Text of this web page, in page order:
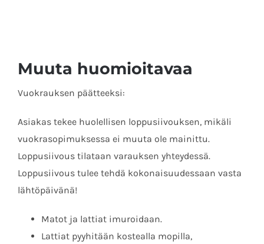
Muuta huomioitavaa
Vuokrauksen päätteeksi:
Asiakas tekee huolellisen loppusiivouksen, mikäli
vuokrasopimuksessa ei muuta ole mainittu.
Loppusiivous tilataan varauksen yhteydessä.
Loppusiivous tulee tehdä kokonaisuudessaan vasta
lähtöpäivänä!
Matot ja lattiat imuroidaan.
Lattiat pyyhitään kostealla mopilla,